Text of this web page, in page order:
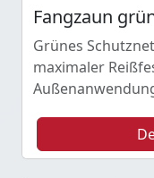
Fangzaun
Grünes
maximaler